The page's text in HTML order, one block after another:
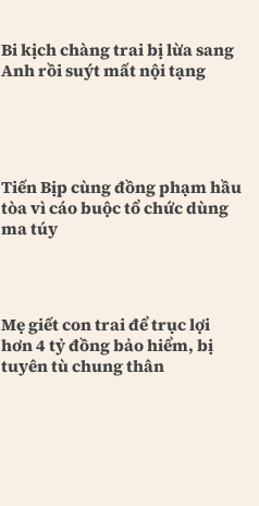
Bi kịch chàng trai bị lừa sang
Anh rồi suýt mất nội tạng
Tiến Bịp cùng đồng phạm hầu
tòa vì cáo buộc tổ chức dùng
ma túy
Mẹ giết con trai để trục lợi
hơn 4 tỷ đồng bảo hiểm, bị
tuyên tù chung thân